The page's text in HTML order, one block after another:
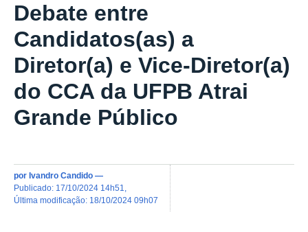
Debate entre
Candidatos(as) a
Diretor(a) e Vice-Diretor(a)
do CCA da UFPB Atrai
Grande Público
por Ivandro Candido —
publicado: 17/10/2024 14h51
última modificação: 18/10/2024 09h07